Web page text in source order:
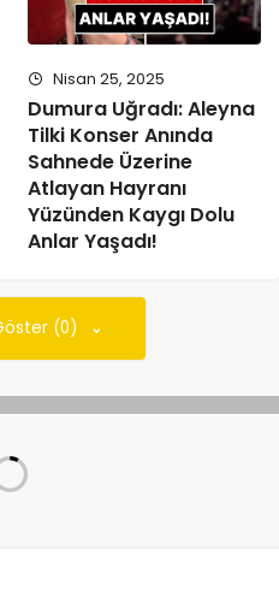
Nisan 25, 2025
Dumura Uğradı: Aleyna
Tilki Konser Anında
Sahnede Üzerine
Atlayan Hayranı
Yüzünden Kaygı Dolu
Anlar Yaşadı!
(0)